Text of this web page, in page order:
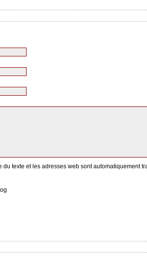
du texte et les adresses web sont automatiquement